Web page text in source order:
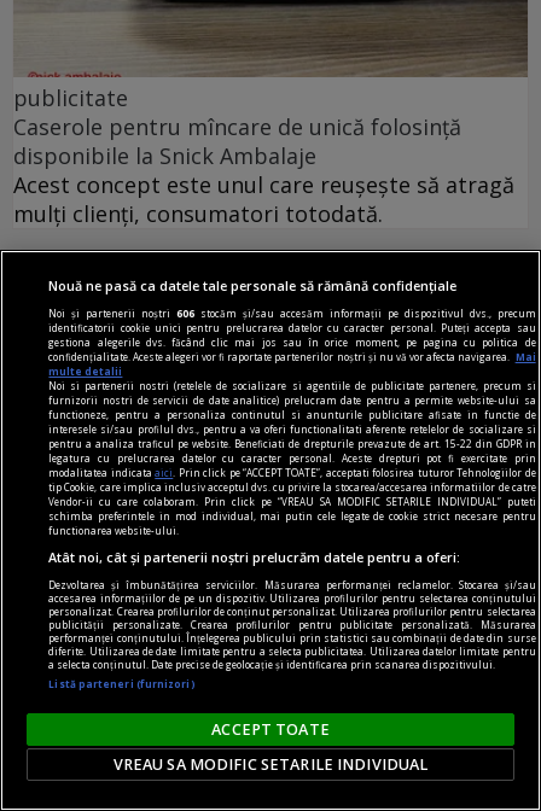
publicitate
Caserole pentru mîncare de unică folosință
disponibile la Snick Ambalaje
Acest concept este unul care reușește să atragă
mulți clienți, consumatori totodată.
poemul săptămînii
Relicve, ustensile
Tocmai îmi vin în minte spălarea picioarelor,
Ciubotele lui van Gogh
Nouă ne pasă ca datele tale personale să rămână confidențiale
Noi și partenerii noștri606 stocăm și/sau accesăm informații pe dispozitivul dvs., precum
identificatorii cookie unici pentru prelucrarea datelor cu caracter personal. Puteți accepta sau
gestiona alegerile dvs. făcând clic mai jos sau în orice moment, pe pagina cu politica de
confidențialitate. Aceste alegeri vor fi raportate partenerilor noștri și nu vă vor afecta navigarea.
Mai
multe detalii
Noi si partenerii nostri (retelele de socializare si agentiile de publicitate partenere, precum si
furnizorii nostri de servicii de date analitice) prelucram date pentru a permite website-ului sa
functioneze, pentru a personaliza continutul si anunturile publicitare afisate in functie de
interesele si/sau profilul dvs., pentru a va oferi functionalitati aferente retelelor de socializare si
pentru a analiza traficul pe website. Beneficiati de drepturile prevazute de art. 15-22 din GDPR in
legatura cu prelucrarea datelor cu caracter personal. Aceste drepturi pot fi exercitate prin
modalitatea indicataaici
. Prin click pe “ACCEPT TOATE”, acceptati folosirea tuturor Tehnologiilor de
tip Cookie, care implica inclusiv acceptul dvs. cu privire la stocarea/accesarea informatiilor de catre
Vendor-ii cu care colaboram. Prin click pe “VREAU SA MODIFIC SETARILE INDIVIDUAL” puteti
schimba preferintele in mod individual, mai putin cele legate de cookie strict necesare pentru
functionarea website-ului.
Atât noi, cât și partenerii noștri prelucrăm datele pentru a oferi:
Dezvoltarea și îmbunătățirea serviciilor. Măsurarea performanței reclamelor. Stocarea și/sau
accesarea informațiilor de pe un dispozitiv. Utilizarea profilurilor pentru selectarea conținutului
personalizat. Crearea profilurilor de conținut personalizat. Utilizarea profilurilor pentru selectarea
publicității personalizate. Crearea profilurilor pentru publicitate personalizată. Măsurarea
performanței conținutului. Înțelegerea publicului prin statistici sau combinații de date din surse
diferite. Utilizarea de date limitate pentru a selecta publicitatea. Utilizarea datelor limitate pentru
a selecta conținutul. Date precise de geolocație și identificarea prin scanarea dispozitivului.
Listă parteneri (furnizori)
ACCEPT TOATE
VREAU SA MODIFIC SETARILE INDIVIDUAL